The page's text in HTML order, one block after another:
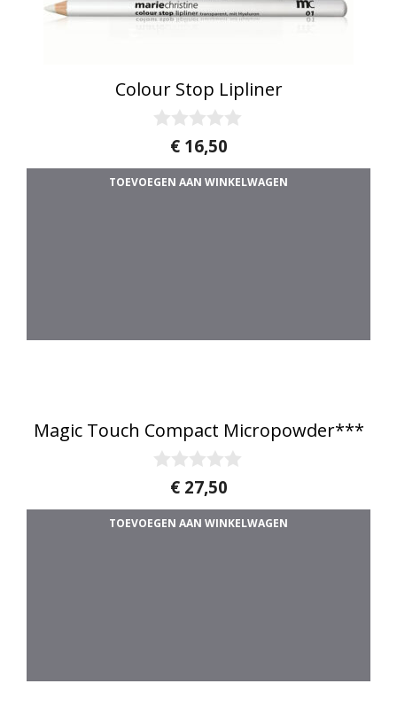
Colour Stop Lipliner
a
n
€16,50
TOEVOEGEN AAN WINKELWAGEN
Magic Touch Compact Micropowder***
a
n
€27,50
TOEVOEGEN AAN WINKELWAGEN